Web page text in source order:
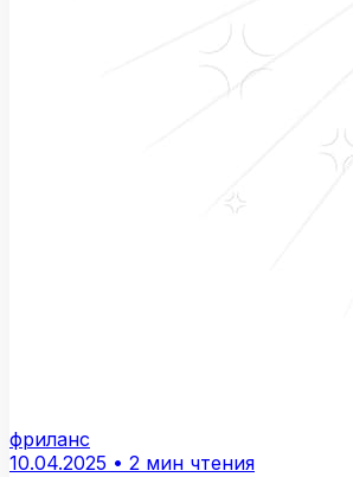
фриланс
10.04.2025 • 2 мин чтения